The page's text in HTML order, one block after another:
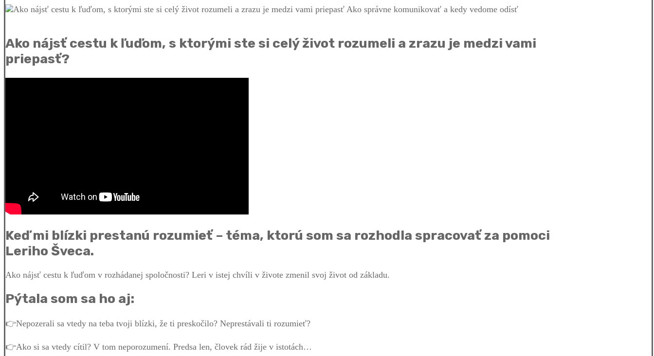
Ako nájsť cestu k ľuďom, s ktorými ste si celý život rozumeli a zrazu je medzi vami
priepasť?
Keď mi blízki prestanú rozumieť – téma, ktorú som sa rozhodla spracovať za pomoci
Leriho Šveca.
Ako nájsť cestu k ľuďom v rozhádanej spoločnosti? Leri v istej chvíli v živote zmenil svoj život od základu.
Pýtala som sa ho aj:
👉Nepozerali sa vtedy na teba tvoji blízki, že ti preskočilo? Neprestávali ti rozumieť?
👉Ako si sa vtedy cítil? V tom neporozumení. Predsa len, človek rád žije v istotách…